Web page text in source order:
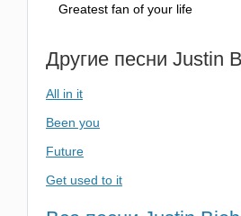
Greatest fan of your life
Другие песни Justin
All in it
Been you
Future
Get used to it